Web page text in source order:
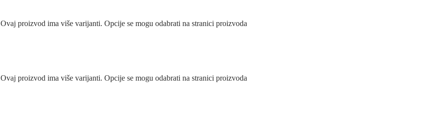
Ovaj proizvod ima više varijanti. Opcije se mogu odabrati na stranici proizvoda
Ovaj proizvod ima više varijanti. Opcije se mogu odabrati na stranici proizvoda